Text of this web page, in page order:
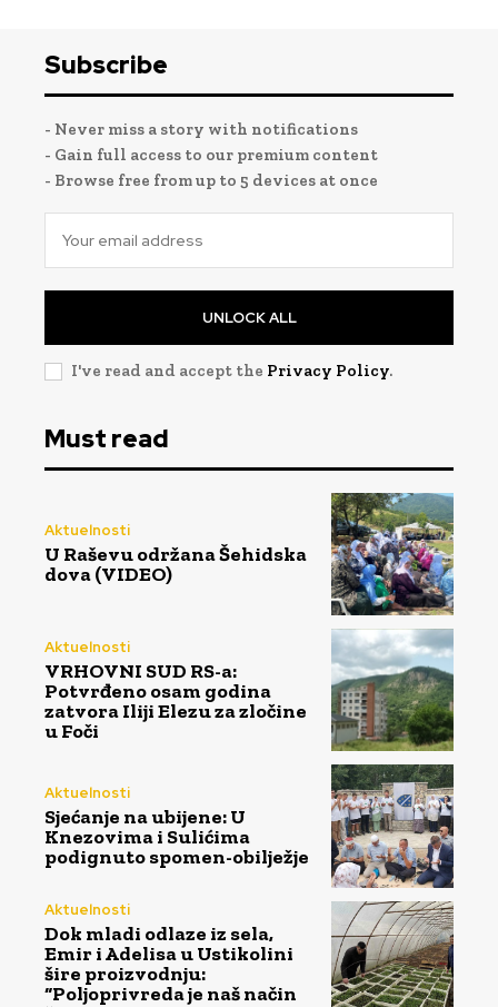
Subscribe
- Never miss a story with notifications
- Gain full access to our premium content
- Browse free from up to 5 devices at once
UNLOCK ALL
I've read and accept the Privacy Policy.
Must read
Aktuelnosti
U Raševu održana Šehidska
dova (VIDEO)
Aktuelnosti
VRHOVNI SUD RS-a:
Potvrđeno osam godina
zatvora Iliji Elezu za zločine
u Foči
Aktuelnosti
Sjećanje na ubijene: U
Knezovima i Sulićima
podignuto spomen-obilježje
Aktuelnosti
Dok mladi odlaze iz sela,
Emir i Adelisa u Ustikolini
šire proizvodnju:
“Poljoprivreda je naš način